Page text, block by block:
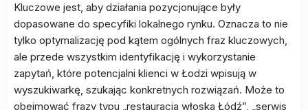
Kluczowe jest, aby działania pozycjonujące były
dopasowane do specyfiki lokalnego rynku. Oznacza to nie
tylko optymalizację pod kątem ogólnych fraz kluczowych,
ale przede wszystkim identyfikację i wykorzystanie
zapytań, które potencjalni klienci w Łodzi wpisują w
wyszukiwarkę, szukając konkretnych rozwiązań. Może to
obejmować frazy typu „restauracja włoska Łódź”, „serwis